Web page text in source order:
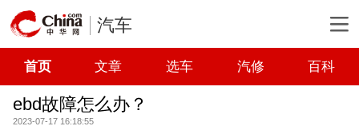
汽车
首页 文章 选车 汽修 百科
ebd故障怎么办？
2023-07-17 16:18:55